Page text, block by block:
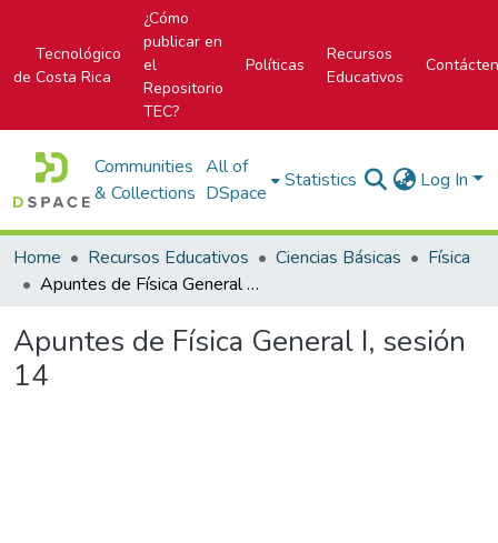
Tecnológico
de Costa Rica
¿Cómo
publicar en
el
Repositorio
TEC?
Políticas
Recursos
Educativos
Communities
& Collections
All of
DSpace
Statistics Log In
Home Recursos Educativos Ciencias Básicas
Física
Apuntes de Física General I, sesión 14
Apuntes de Física General I, sesión
14